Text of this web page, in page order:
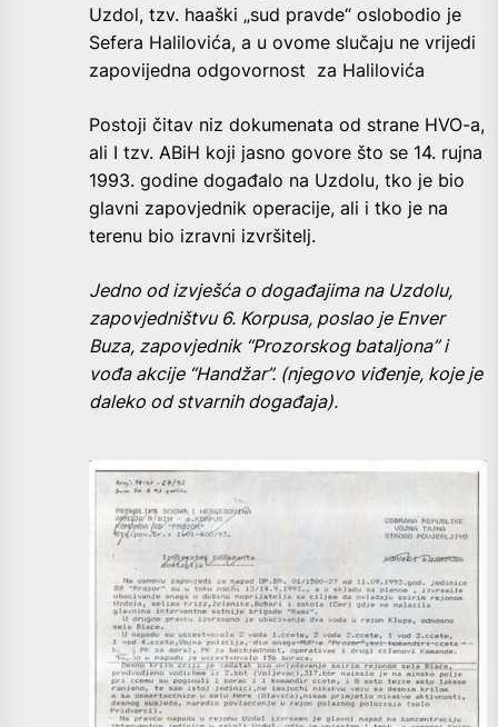
Uzdol, tzv. haaški „sud pravde“ oslobodio je
Sefera Halilovića, a u ovome slučaju ne vrijedi
zapovijedna odgovornost za Halilovića
Postoji čitav niz dokumenata od strane HVO-a,
ali I tzv. ABiH koji jasno govore što se 14. rujna
1993. godine događalo na Uzdolu, tko je bio
glavni zapovjednik operacije, ali i tko je na
terenu bio izravni izvršitelj.
Jedno od izvješća o događajima na Uzdolu,
zapovjedništvu 6. Korpusa, poslao je Enver
Buza, zapovjednik “Prozorskog bataljona” i
vođa akcije “Handžar”. (njegovo viđenje, koje je
daleko od stvarnih događaja).